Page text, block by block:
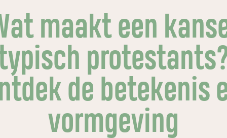
maakt een
de betekenis
vormgeving